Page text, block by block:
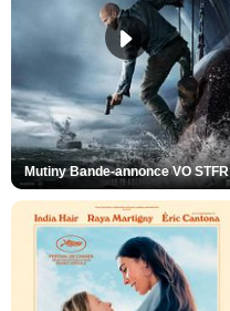
Mutiny Bande-annonce VO STFR